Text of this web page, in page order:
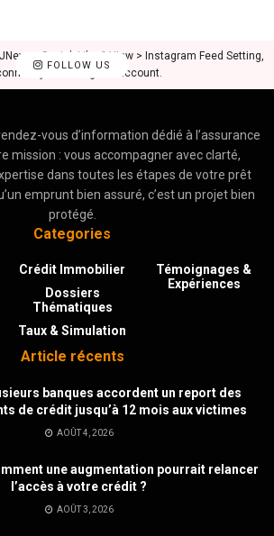
FOLLOW US
: Social, Like & View > Instagram Feed Setting,
your Instagram account.
vous d’information dédié à l’assurance
mission : vous accompagner avec clarté,
dans toutes les étapes de votre prêt
emprunt bien assuré, c’est un projet bien
protégé.
Categories
Crédit Immobilier
Dossiers
Thématiques
Taux & Simulation
Témoignages &
Expériences
Article récents
banques accordent un report des
de crédit jusqu’à 12 mois aux victimes
AOÛT 4, 2026
une augmentation pourrait relancer
l’accès à votre crédit ?
AOÛT 3, 2026